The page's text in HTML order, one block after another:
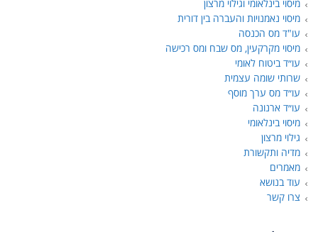
מיסוי בינלאומי וגילוי מרצון
מיסוי נאמנויות והעברה בין דורית
עו"ד מס הכנסה
מיסוי מקרקעין, מס שבח ומס רכישה
עו״ד ביטוח לאומי
שרותי שומה עצמית
עו״ד מס ערך מוסף
עו״ד ארנונה
מיסוי בינלאומי
גילוי מרצון
מדיה ותקשורת
מאמרים
עוד בנושא
צרו קשר